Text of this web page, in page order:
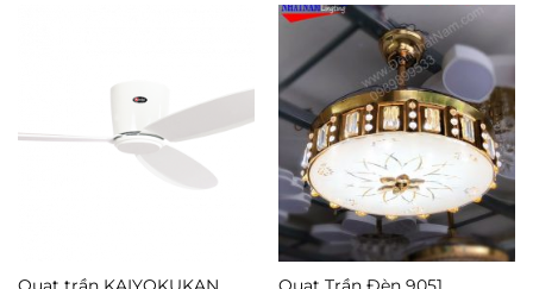
Quạt trần KAIYOKUKAN